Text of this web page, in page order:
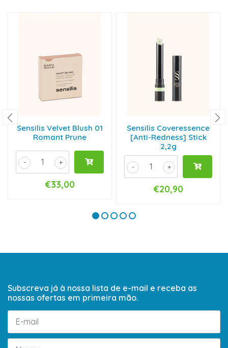
Sensilis Velvet Blush 01
Romant Prune
+
-
€33,00
Sensilis Coveressence
[Anti-Redness] Stick
2,2g
+
-
€20,90
Subscreva já à nossa lista de e-mail e receba as
nossas ofertas em primeira mão.